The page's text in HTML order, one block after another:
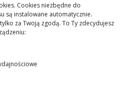
Cookies niezbędne do
są instalowane automatycznie.
za Twoją zgodą. To Ty zdecydujesz